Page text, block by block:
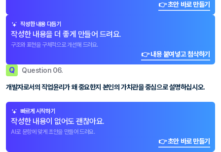
👉 초안 바로 만들기
작성한 내용 다듬기
작성한 내용을 더 좋게 만들어 드려요.
구조와 표현을 구체적으로 개선해 드려요.
👉 내용 붙여넣고 첨삭하기
Q Question 06.
개발자로서의 직업윤리가 왜 중요한지 본인의 가치관을 중심으로 설명하십시오.
빠르게 시작하기
작성한 내용이 없어도 괜찮아요.
AI로 문항에 맞게 초안을 만들어 드려요.
👉 초안 바로 만들기